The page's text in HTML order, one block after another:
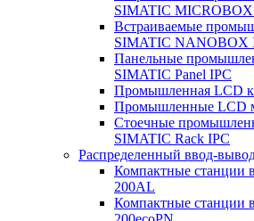
SIMATIC MICROBOX
Встраиваемые
SIMATIC NANOBOX
Панельные
SIMATIC Panel IPC
Промышленная LCD
Промышленные LCD
Стоечные
SIMATIC Rack IPC
Распределенный ввод-
Компактные станции
200AL
Компактные станции